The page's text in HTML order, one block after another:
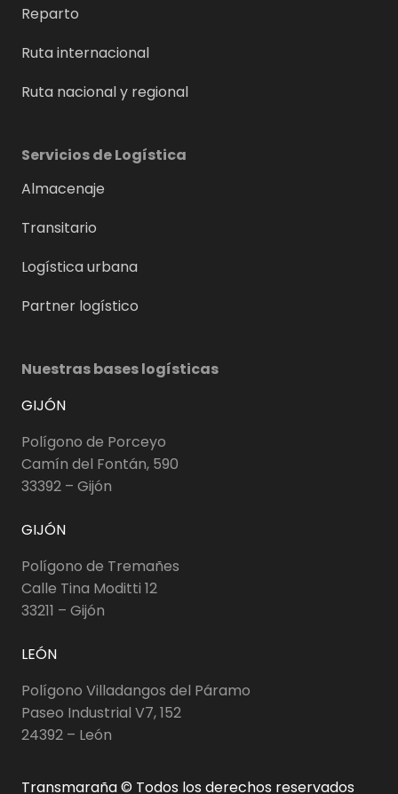
Reparto
Ruta internacional
Ruta nacional y regional
Servicios de Logística
Almacenaje
Transitario
Logística urbana
Partner logístico
Nuestras bases logísticas
GIJÓN
Polígono de Porceyo
Camín del Fontán, 590
33392 – Gijón
GIJÓN
Polígono de Tremañes
Calle Tina Moditti 12
33211 – Gijón
LEÓN
Polígono Villadangos del Páramo
Paseo Industrial V7, 152
24392 – León
Transmaraña © Todos los derechos reservados